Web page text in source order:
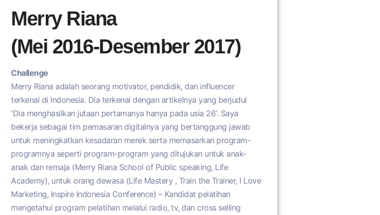
Merry Riana
(Mei 2016-Desember 2017)
Challenge
Merry Riana adalah seorang motivator, pendidik, dan influencer
terkenal di Indonesia. Dia terkenal dengan artikelnya yang berjudul
'Dia menghasilkan jutaan pertamanya hanya pada usia 26'. Saya
bekerja sebagai tim pemasaran digitalnya yang bertanggung jawab
untuk meningkatkan kesadaran merek serta memasarkan program-
programnya seperti program-program yang ditujukan untuk anak-
anak dan remaja (Merry Riana School of Public speaking, Life
Academy), untuk orang dewasa (Life Mastery , Train the Trainer, I Love
Marketing, Inspire Indonesia Conference) – Kandidat pelatihan
mengetahui program pelatihan melalui radio, tv, dan cross selling